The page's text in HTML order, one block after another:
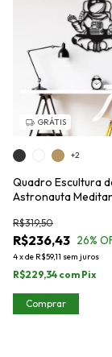
GRÁTIS
Quadro Escultura
Astronauta
R$236,43
R$319,50
26%
4xde R$59,11 sem juros
R$229,34 com Pix
+2
Comprar